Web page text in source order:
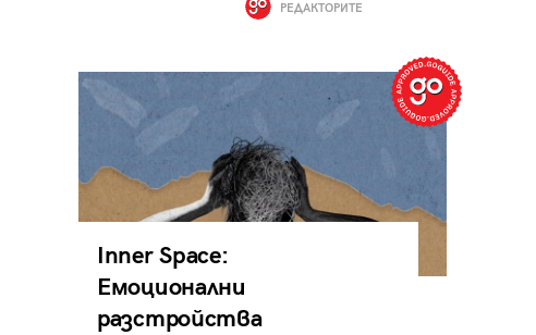
РЕДАКТОРИТЕ
Inner Space:
Емоционални
разстройства